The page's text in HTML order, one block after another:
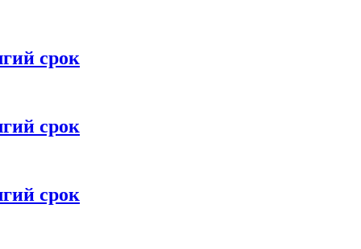
срок
срок
срок